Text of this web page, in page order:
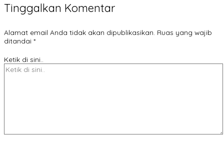
Tinggalkan Komentar
Alamat email Anda tidak akan dipublikasikan. Ruas yang wajib
ditandai *
Ketik di sini..